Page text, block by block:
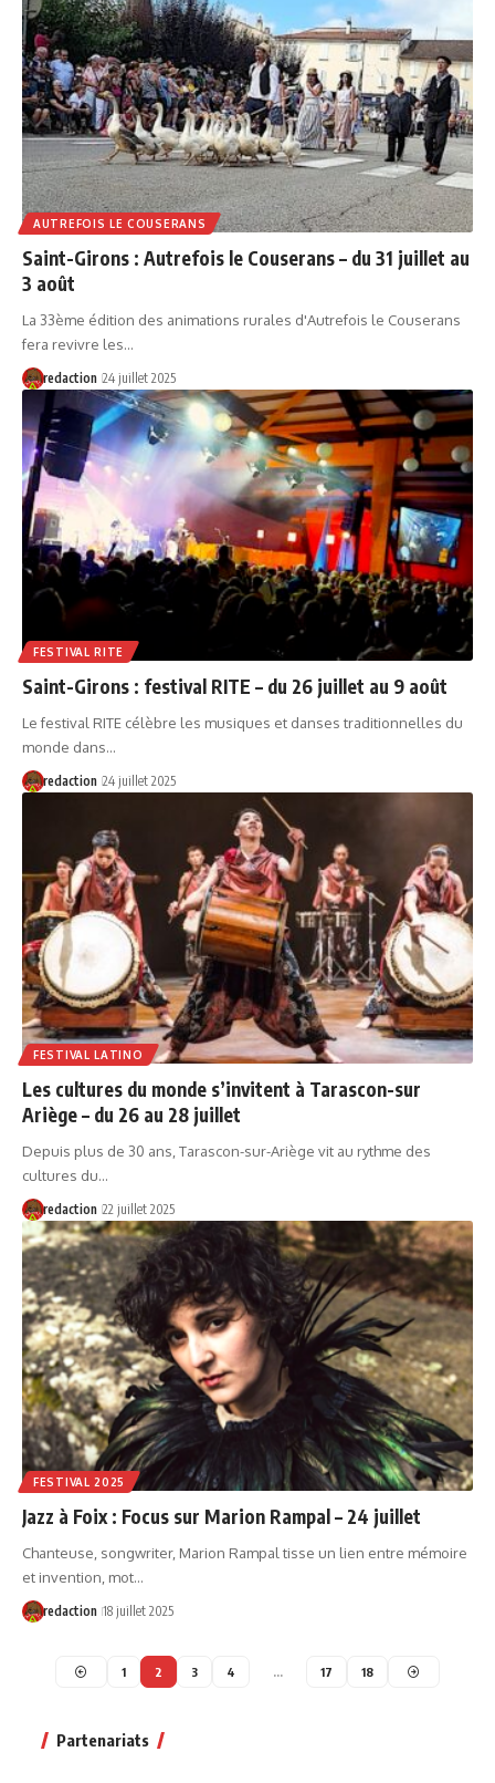
AUTREFOIS LE COUSERANS
Saint-Girons : Autrefois le Couserans – du 31 juillet au
3 août
La 33ème édition des animations rurales d'Autrefois le Couserans
fera revivre les…
redaction 24 juillet 2025
FESTIVAL RITE
Saint-Girons : festival RITE – du 26 juillet au 9 août
Le festival RITE célèbre les musiques et danses traditionnelles du
monde dans…
redaction 24 juillet 2025
FESTIVAL LATINO
Les cultures du monde s’invitent à Tarascon-sur
Ariège – du 26 au 28 juillet
Depuis plus de 30 ans, Tarascon-sur-Ariège vit au rythme des
cultures du…
redaction 22 juillet 2025
FESTIVAL 2025
Jazz à Foix : Focus sur Marion Rampal – 24 juillet
Chanteuse, songwriter, Marion Rampal tisse un lien entre mémoire
et invention, mot…
redaction 18 juillet 2025
1 2 3 4 … 17 18
Partenariats